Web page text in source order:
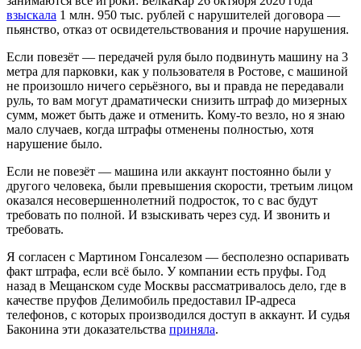
взыскала 1 млн. 950 тыс. рублей с нарушителей договора —
пьянство, отказ от освидетельствования и прочие нарушения.
Если повезёт — передачей руля было подвинуть машину на 3
метра для парковки, как у пользователя в Ростове, с машиной
не произошло ничего серьёзного, вы и правда не передавали
руль, то вам могут драматически снизить штраф до мизерных
сумм, может быть даже и отменить. Кому-то везло, но я знаю
мало случаев, когда штрафы отменены полностью, хотя
нарушение было.
Если не повезёт — машина или аккаунт постоянно были у
другого человека, были превышения скорости, третьим лицом
оказался несовершеннолетний подросток, то с вас будут
требовать по полной. И взыскивать через суд. И звонить и
требовать.
Я согласен с Мартином Гонсалезом — бесполезно оспаривать
факт штрафа, если всё было. У компании есть пруфы. Год
назад в Мещанском суде Москвы рассматривалось дело, где в
качестве пруфов Делимобиль предоставил IP-адреса
телефонов, с которых производился доступ в аккаунт. И судья
Баконина эти доказательства приняла.